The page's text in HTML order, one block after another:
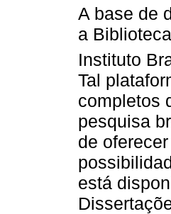
A base de
a
Instituto
Tal
completos
pesquisa
de
está